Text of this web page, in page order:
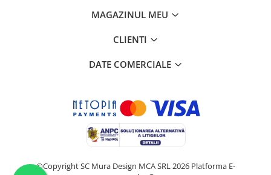
MAGAZINUL MEU
CLIENTI
DATE COMERCIALE
©Copyright SC Mura Design MCA SRL 2026 Platforma E-